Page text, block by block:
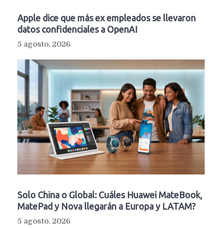
Apple dice que más ex empleados se llevaron
datos confidenciales a OpenAI
5 agosto, 2026
Solo China o Global: Cuáles Huawei MateBook,
MatePad y Nova llegarán a Europa y LATAM?
5 agosto, 2026